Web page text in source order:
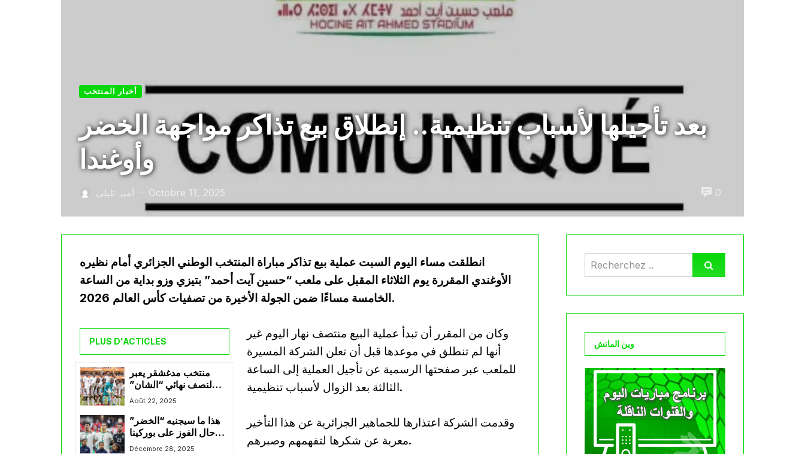
أخبار المنتخب
بعد تأجيلها لأسباب تنظيمية.. إنطلاق بيع تذاكر مواجهة الخضر
وأوغندا
أمير تليلي — Octobre 11, 2025 0
انطلقت مساء اليوم السبت عملية بيع تذاكر مباراة المنتخب الوطني الجزائري أمام نظيره
الأوغندي المقررة يوم الثلاثاء المقبل على ملعب “حسين آيت أحمد” بتيزي وزو بداية من الساعة
الخامسة مساءًا ضمن الجولة الأخيرة من تصفيات كأس العالم 2026.
PLUS D'ACTICLES
منتخب مدغشقر يعبر
لنصف نهائي “الشان”
وينتظر منافسه من مباراة
Août 22, 2025
هذا ما سيجنيه “الخضر”
حال الفوز على بوركينا
فاسو
Décembre 28, 2025
وكان من المقرر أن تبدأ عملية البيع منتصف نهار اليوم غير
أنها لم تنطلق في موعدها قبل أن تعلن الشركة المسيرة
للملعب عبر صفحتها الرسمية عن تأجيل العملية إلى الساعة
الثالثة بعد الزوال لأسباب تنظيمية.
وقدمت الشركة اعتذارها للجماهير الجزائرية عن هذا التأخير
معربة عن شكرها لتفهمهم وصبرهم.
وين الماتش